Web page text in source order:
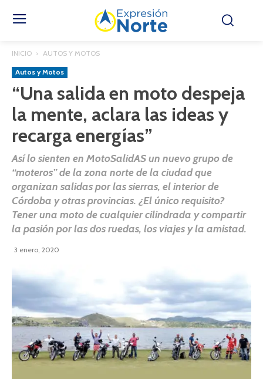
INICIO AUTOS Y MOTOS
Autos y Motos
“Una salida en moto despeja
la mente, aclara las ideas y
recarga energías”
Así lo sienten en MotoSalidAS un nuevo grupo de
“moteros” de la zona norte de la ciudad que
organizan salidas por las sierras, el interior de
Córdoba y otras provincias. ¿El único requisito?
Tener una moto de cualquier cilindrada y compartir
la pasión por las dos ruedas, los viajes y la amistad.
3 enero, 2020